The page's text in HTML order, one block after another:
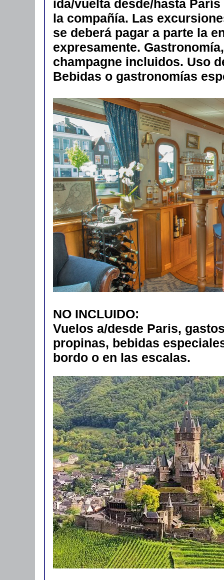
ida/vuelta desde/hasta
la compañía. Las
se deberá pagar a parte la
expresamente.
champagne incluidos. Uso
Bebidas o gastronomías
NO INCLUIDO:
Vuelos a/desde Paris,
propinas, bebidas
bordo o en las escalas.